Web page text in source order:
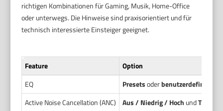
richtigen Kombinationen für Gaming, Musik, Home-Office
oder unterwegs. Die Hinweise sind praxisorientiert und für
technisch interessierte Einsteiger geeignet.
Feature
Option
EQ
Presetsoderbenutzerdefinierter
Active Noise Cancellation (ANC)
Aus / Niedrig / Hoch und